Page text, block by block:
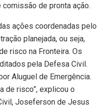
de pronta ação.
ações coordenadas pelo
planejada, ou seja,
risco na Fronteira. Os
pela Defesa Civil.
Aluguel de Emergência.
de risco”, explicou o
Joseferson de Jesus